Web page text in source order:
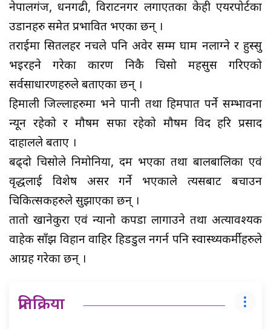
नेपालगंज, धनगढी, विराटनगर लगाएतका केही एयरपोर्टका
उडानहरु समेत प्रभावित भएका छन् ।
तराईमा सितलहर नचले पनि अवेर सम्म घाम नलाग्ने र हुस्सु
भइरहने गरेका कारण निकै चिसो महसुस गरिएको
सर्वसाधारणहरुले बताएका छन् ।
हिमाली जिल्लाहरुमा भने पानी तथा हिमपात पर्ने सम्भावना
न्यून रहेको र मौषम सफा रहेको मौषम विद हरि प्रसाद
दाहालले बताए ।
बढ्दो चिसोले निमोनिया, दम भएका तथा बालबालिका एवं
वृद्धलाई विशेष असर गर्ने भएकाले त्यसबाट बचाउन
चिकित्सकहरुले सुझाएका छन् ।
तातो खानेकुरा एवं न्यानो कपडा लागाउने तथा अत्यावश्यक
वाहेक साँझ विहान वाहिर हिडडुल नगर्न पनि स्वास्थ्यकर्मीहरुले
आग्रह गरेका छन् ।
प्रतिक्रिया